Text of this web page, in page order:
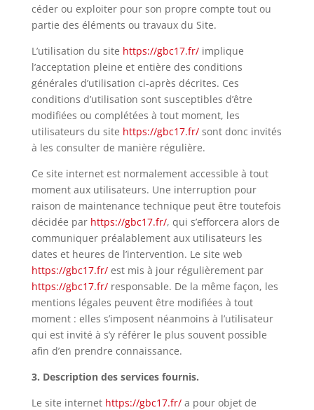
céder ou exploiter pour son propre compte tout ou
partie des éléments ou travaux du Site.
L’utilisation du site https://gbc17.fr/ implique
l’acceptation pleine et entière des conditions
générales d’utilisation ci-après décrites. Ces
conditions d’utilisation sont susceptibles d’être
modifiées ou complétées à tout moment, les
utilisateurs du site https://gbc17.fr/sont donc invités
à les consulter de manière régulière.
Ce site internet est normalement accessible à tout
moment aux utilisateurs. Une interruption pour
raison de maintenance technique peut être toutefois
décidée par https://gbc17.fr/, qui s’efforcera alors de
communiquer préalablement aux utilisateurs les
dates et heures de l’intervention. Le site web
https://gbc17.fr/est mis à jour régulièrement par
https://gbc17.fr/ responsable. De la même façon, les
mentions légales peuvent être modifiées à tout
moment : elles s’imposent néanmoins à l’utilisateur
qui est invité à s’y référer le plus souvent possible
afin d’en prendre connaissance.
3. Description des services fournis.
Le site internet https://gbc17.fr/a pour objet de